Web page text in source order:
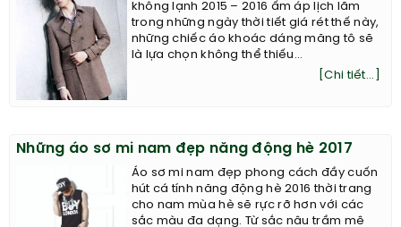
không lạnh 2015 – 2016 ấm áp lịch lãm
trong những ngày thời tiết giá rét thế này,
những chiếc áo khoác dáng măng tô sẽ
là lựa chọn không thể thiếu...
[Chi tiết...]
Những áo sơ mi nam đẹp năng động hè 2017
Áo sơ mi nam đẹp phong cách đầy cuốn
hút cá tính năng động hè 2016 thời trang
cho nam mùa hè sẽ rực rỡ hơn với các
sắc màu đa dạng. Từ sắc nâu trầm mê